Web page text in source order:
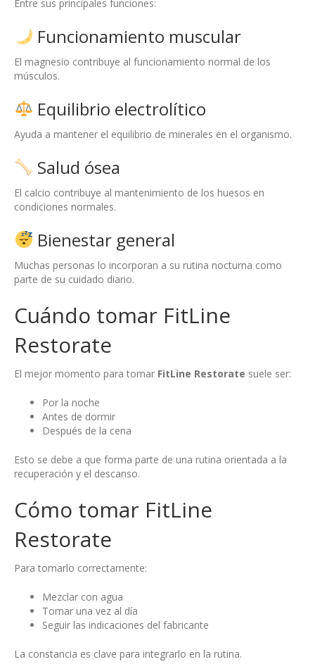
Entre sus principales funciones:
Funcionamiento muscular
El magnesio contribuye al funcionamiento normal de los
músculos.
Equilibrio electrolítico
Ayuda a mantener el equilibrio de minerales en el organismo.
Salud ósea
El calcio contribuye al mantenimiento de los huesos en
condiciones normales.
Bienestar general
Muchas personas lo incorporan a su rutina nocturna como
parte de su cuidado diario.
Cuándo tomar FitLine
Restorate
El mejor momento para tomar FitLine Restorate suele ser:
Por la noche
Antes de dormir
Después de la cena
Esto se debe a que forma parte de una rutina orientada a la
recuperación y el descanso.
Cómo tomar FitLine
Restorate
Para tomarlo correctamente:
Mezclar con agua
Tomar una vez al día
Seguir las indicaciones del fabricante
La constancia es clave para integrarlo en la rutina.